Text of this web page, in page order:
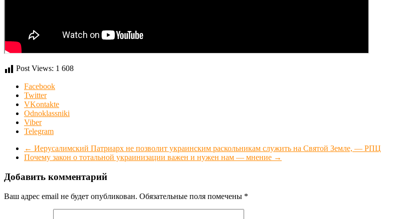
Post Views: 1 608
Facebook
Twitter
VKontakte
Odnoklassniki
Viber
Telegram
← Иерусалимский Патриарх не позволит украинским раскольникам служить на Святой Земле, — РПЦ
Почему закон о тотальной украинизации важен и нужен нам — мнение →
Добавить комментарий
Ваш адрес email не будет опубликован. Обязательные поля помечены *